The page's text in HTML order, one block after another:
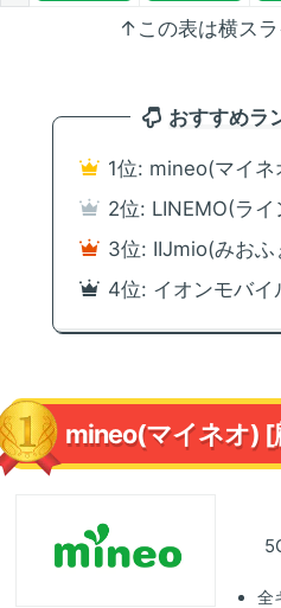
↑この表は横スラ
おすすめラ
1位: mineo(マイ
2位: LINEMO(ラ
3位: IIJmio(みお
4位: イオンモバ
mineo(マイネオ) [
全